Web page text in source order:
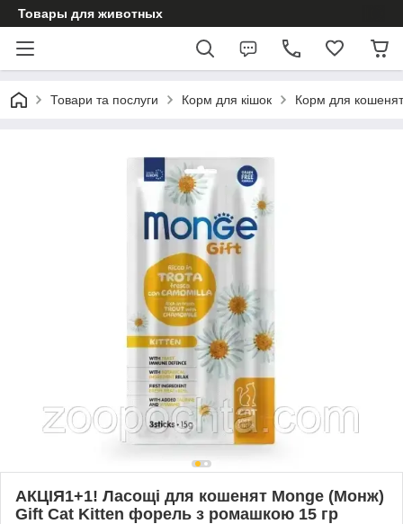
Товары для животных
Товари та послуги Корм для кішок Корм для кошенят
АКЦІЯ1+1! Ласощі для кошенят Monge (Монж)
Gift Cat Kitten форель з ромашкою 15 гр